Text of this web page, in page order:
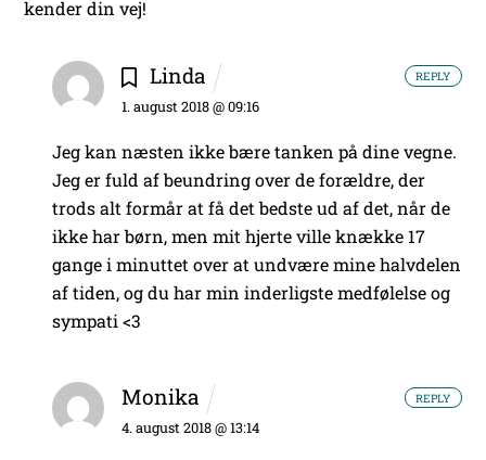
kender din vej!
Linda
1. august 2018 @ 09:16
Jeg kan næsten ikke bære tanken på dine vegne.
Jeg er fuld af beundring over de forældre, der
trods alt formår at få det bedste ud af det, når de
ikke har børn, men mit hjerte ville knække 17
gange i minuttet over at undvære mine halvdelen
af tiden, og du har min inderligste medfølelse og
sympati <3
REPLY
Monika
4. august 2018 @ 13:14
REPLY